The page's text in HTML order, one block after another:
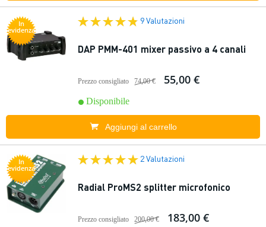
In
evidenza
9 Valutazioni
DAP PMM-401 mixer passivo a 4 canali
Prezzo consigliato 74,00 € 55,00 €
Disponibile
Aggiungi al carrello
In
evidenza
2 Valutazioni
Radial ProMS2 splitter microfonico
Prezzo consigliato 200,00 € 183,00 €